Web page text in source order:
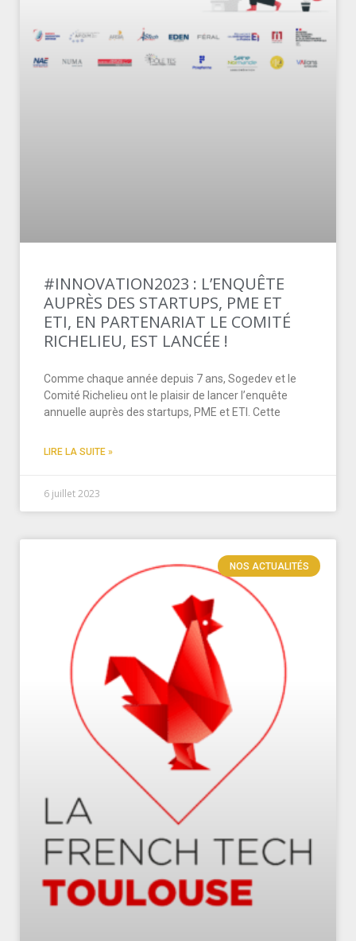
#INNOVATION2023 : L’ENQUÊTE
AUPRÈS DES STARTUPS, PME ET
ETI, EN PARTENARIAT LE COMITÉ
RICHELIEU, EST LANCÉE !
Comme chaque année depuis 7 ans, Sogedev et le
Comité Richelieu ont le plaisir de lancer l’enquête
annuelle auprès des startups, PME et ETI. Cette
LIRE LA SUITE »
6 juillet 2023
NOS ACTUALITÉS